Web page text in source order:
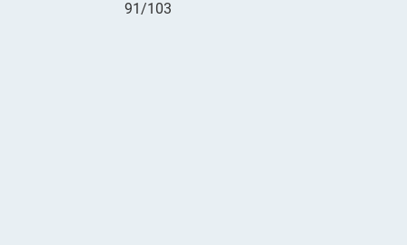
91/103